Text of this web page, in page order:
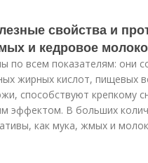
свойства и
и кедровое молоко
по всем показателям: они
жирных кислот, пищевых
способствуют крепкому
эффектом. В больших
как мука, жмых и